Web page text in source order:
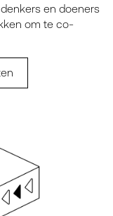
en doeners
om te co-